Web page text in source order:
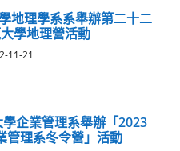
地理學系系舉辦第二十二
學地理營活動
11-21
企業管理系舉辦「2023
管理系冬令營」活動